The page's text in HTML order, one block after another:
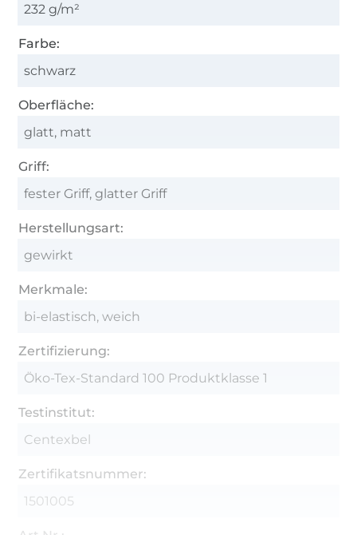
232 g/m²
Farbe:
schwarz
Oberfläche:
glatt, matt
Griff:
fester Griff, glatter Griff
Herstellungsart:
gewirkt
Merkmale:
bi-elastisch, weich
Zertifizierung:
Öko-Tex-Standard 100 Produktklasse 1
Testinstitut:
Centexbel
Zertifikatsnummer:
1501005